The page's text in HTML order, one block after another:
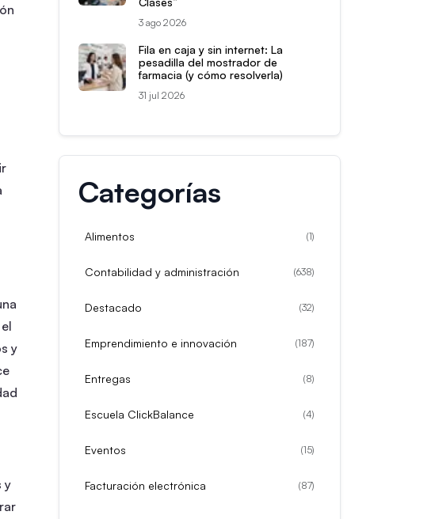
y
y
3 ago 2026
Fila en caja y sin internet: La
pesadilla del mostrador de
farmacia (y cómo resolverla)
31 jul 2026
Categorías
Alimentos (1)
Contabilidad y administración (638)
Destacado (32)
Emprendimiento e innovación (187)
Entregas (8)
Escuela ClickBalance (4)
Eventos (15)
Facturación electrónica (87)